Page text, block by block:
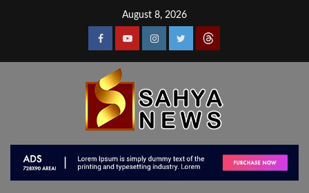
August 8, 2026